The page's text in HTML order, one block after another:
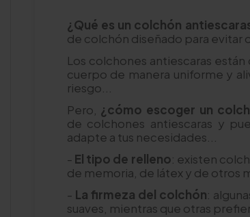
¿Qué es un colchón
de colchón diseñado para evitar o
Los colchones antiescaras
cuerpo de manera uniforme y
riesgo...
Pero, ¿cómo escoger un
de colchones antiescaras y
adapte a tus necesidades...
- El tipo de relleno: existen
de memoria, de látex y de otros
- La firmeza del colchón:
suaves, mientras que otras